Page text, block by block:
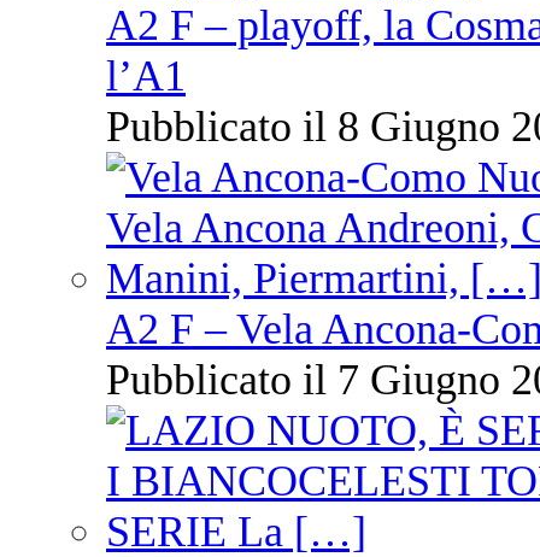
A2 F – playoff, la
l’A1
Pubblicato il 8 Giugno
A2 F – Vela Ancona-
Pubblicato il 7 Giugno